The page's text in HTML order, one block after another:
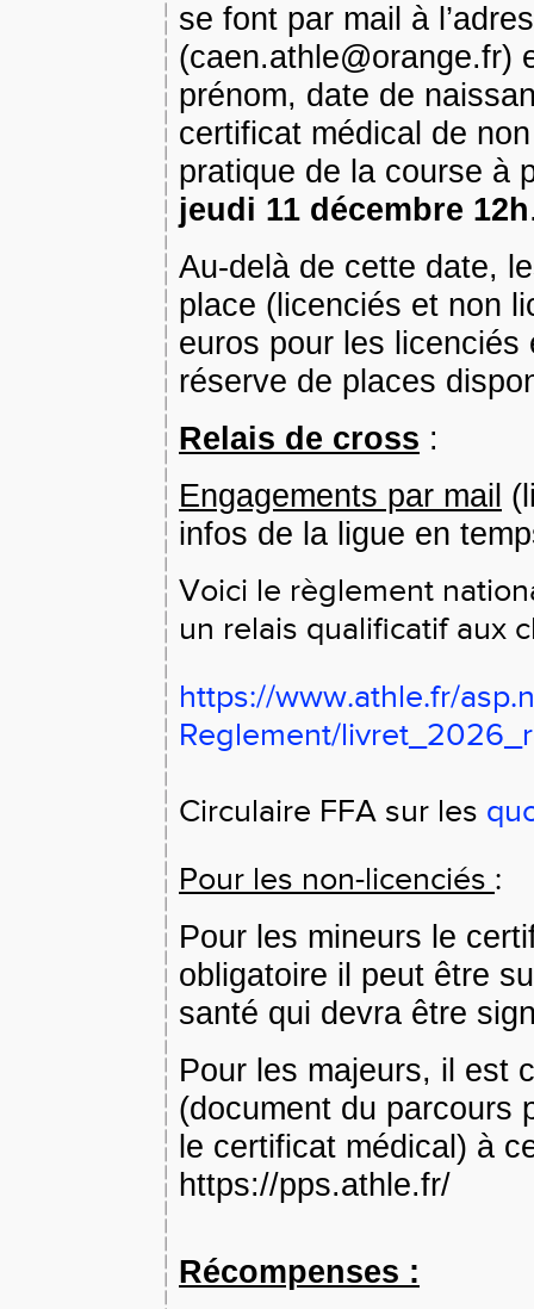
se font par mail à
(caen.athle@orange.fr)
prénom, date de
certificat médical de
pratique de la course à
jeudi 11 décembre 12h
Au-delà de cette date,
place (licenciés et non
euros pour les
réserve de places
Relais de cross :
Engagements par mail
infos de la ligue en
Voici le règlement
un relais qualificatif aux
https://www.athle.fr/
Reglement/
Circulaire FFA sur les
Pour les non-licenciés :
Pour les mineurs le
obligatoire il peut être
santé qui devra être
Pour les majeurs, il est
(document du parcours
le certificat médical) à
https://pps.athle.fr/
Récompenses :